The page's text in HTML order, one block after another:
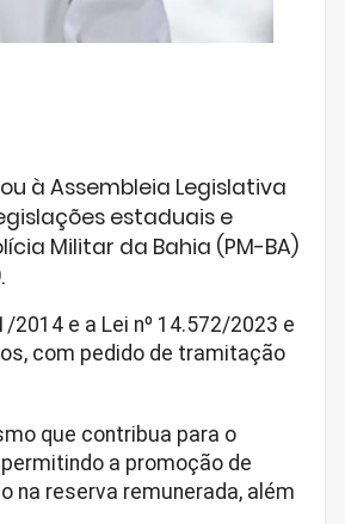
à Assembleia Legislativa
estaduais e
Militar da Bahia (PM-BA)
2014 e a Lei nº 14.572/2023 e
com pedido de tramitação
que contribua para o
a promoção de
na reserva remunerada, além